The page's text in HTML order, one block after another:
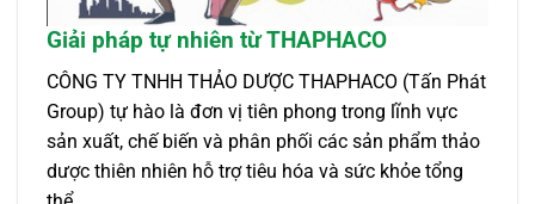
Giải pháp tự nhiên từ THAPHACO
CÔNG TY TNHH THẢO DƯỢC THAPHACO (Tấn Phát
Group) tự hào là đơn vị tiên phong trong lĩnh vực
sản xuất, chế biến và phân phối các sản phẩm thảo
dược thiên nhiên hỗ trợ tiêu hóa và sức khỏe tổng